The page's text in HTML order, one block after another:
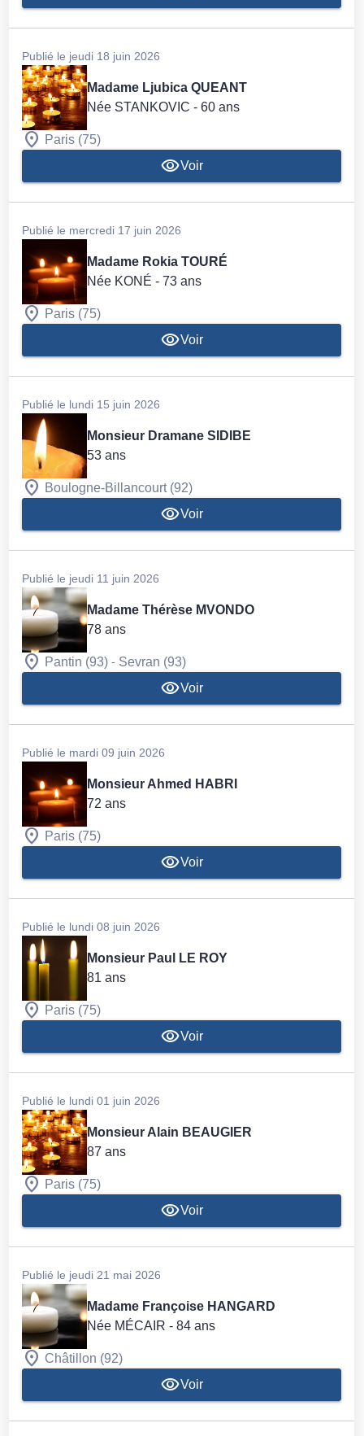
Publié le jeudi 18 juin 2026
Madame Ljubica QUEANT
Née STANKOVIC - 60 ans
Paris (75)
Voir
Publié le mercredi 17 juin 2026
Madame Rokia TOURÉ
Née KONÉ - 73 ans
Paris (75)
Voir
Publié le lundi 15 juin 2026
Monsieur Dramane SIDIBE
53 ans
Boulogne-Billancourt (92)
Voir
Publié le jeudi 11 juin 2026
Madame Thérèse MVONDO
78 ans
Pantin (93) - Sevran (93)
Voir
Publié le mardi 09 juin 2026
Monsieur Ahmed HABRI
72 ans
Paris (75)
Voir
Publié le lundi 08 juin 2026
Monsieur Paul LE ROY
81 ans
Paris (75)
Voir
Publié le lundi 01 juin 2026
Monsieur Alain BEAUGIER
87 ans
Paris (75)
Voir
Publié le jeudi 21 mai 2026
Madame Françoise HANGARD
Née MÉCAIR - 84 ans
Châtillon (92)
Voir